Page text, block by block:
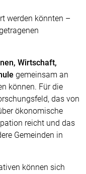
werden könnten –
Wirtschaft,
gemeinsam an
können. Für die
das von
ökonomische
reicht und das
Gemeinden in
können sich